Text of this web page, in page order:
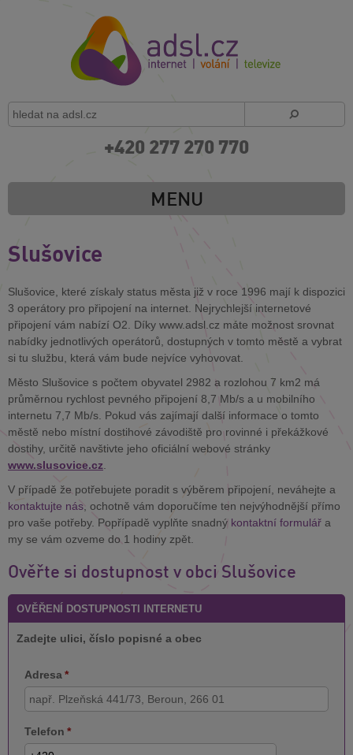
+420 277 270 770
MENU
Slušovice
Slušovice, které získaly status města již v roce 1996 mají k dispozici
3 operátory pro připojení na internet. Nejrychlejší internetové
připojení vám nabízí O2. Díky www.adsl.cz máte možnost srovnat
nabídky jednotlivých operátorů, dostupných v tomto městě a vybrat
si tu službu, která vám bude nejvíce vyhovovat.
Město Slušovice s počtem obyvatel 2982 a rozlohou 7 km2 má
průměrnou rychlost pevného připojení 8,7 Mb/s a u mobilního
internetu 7,7 Mb/s. Pokud vás zajímají další informace o tomto
městě nebo místní dostihové závodiště pro rovinné i překážkové
dostihy, určitě navštivte jeho oficiální webové stránky
www.slusovice.cz
V případě že potřebujete poradit s výběrem připojení, neváhejte a
kontaktujte nás , ochotně vám doporučíme ten nejvýhodnější přímo
pro vaše potřeby. Popřípadě vyplňte snadný kontaktní formulář a
my se vám ozveme do 1 hodiny zpět.
Ověřte si dostupnost v obci Slušovice
OVĚŘENÍ DOSTUPNOSTI INTERNETU
Zadejte ulici, číslo popisné a obec
Adresa *
Telefon *